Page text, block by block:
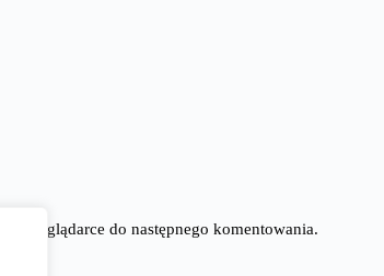
przeglądarce do następnego komentowania.